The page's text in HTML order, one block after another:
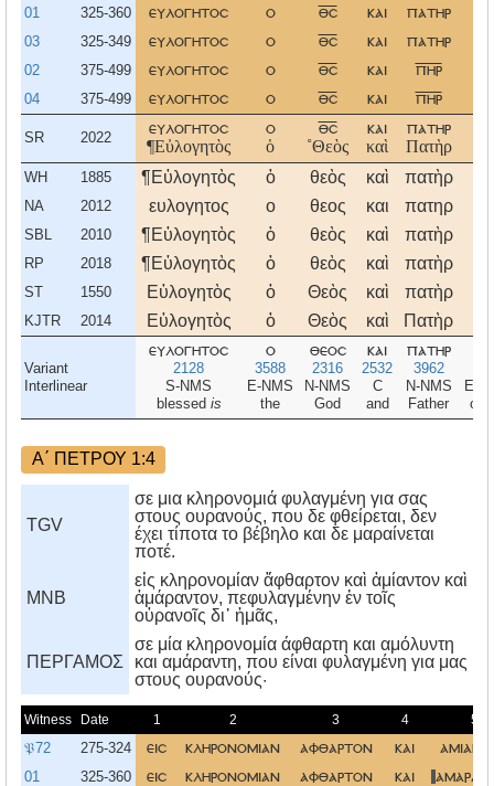
01 325-360 ευλογητοσ ο θσ και πατηρ
03 325-349 ευλογητοσ ο θσ και πατηρ
02 375-499 ευλογητοσ ο θσ και πηρ
04 375-499 ευλογητοσ ο θσ και πηρ
SR 2022
ευλογητοσ
¶Εὐλογητὸς
ο
ὁ
θσ
˚Θεὸς
και
καὶ
πατηρ
Πατὴρ
WH 1885 ¶Εὐλογητὸς ὁ θεὸς καὶ πατὴρ
NA 2012 ευλογητος ο θεος και πατηρ
SBL 2010 ¶Εὐλογητὸς ὁ θεὸς καὶ πατὴρ
RP 2018 ¶Εὐλογητὸς ὁ θεὸς καὶ πατὴρ
ST 1550 Εὐλογητὸς ὁ Θεὸς καὶ πατὴρ
KJTR 2014 Εὐλογητὸς ὁ Θεὸς καὶ Πατὴρ
Variant
Interlinear
ευλογητοσ
2128
S-NMS
blessed is
ο
3588
E-NMS
the
θεοσ
2316
N-NMS
God
και
2532
C
and
πατηρ
3962
N-NMS
Father
E-
of
Α΄ ΠΕΤΡΟΥ 1:4
TGV
σε μια κληρονομιά φυλαγμένη για σας
στους ουρανούς, που δε φθείρεται, δεν
έχει τίποτα το βέβηλο και δε μαραίνεται
ποτέ.
MNB
εἰς κληρονομίαν ἄφθαρτον καὶ ἀμίαντον καὶ
ἀμάραντον, πεφυλαγμένην ἐν τοῖς
οὐρανοῖς δι᾿ ἡμᾶς,
ΠΕΡΓΑΜΟΣ
σε μία κληρονομία άφθαρτη και αμόλυντη
και αμάραντη, που είναι φυλαγμένη για μας
στους ουρανούς·
Witness Date 1 2 3 4 5
𝔓72 275-324 εισ κληρονομιαν αφθαρτον και αμιαν
01 325-360 εισ κληρονομιαν αφθαρτον και